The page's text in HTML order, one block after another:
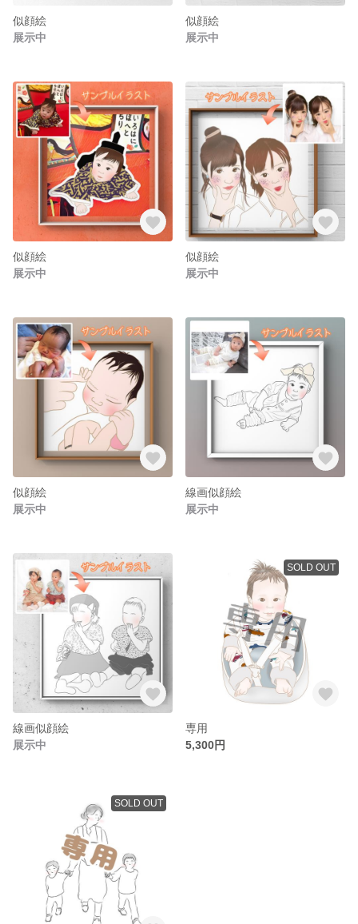
似顔絵
展示中
似顔絵
展示中
似顔絵
展示中
似顔絵
展示中
似顔絵
展示中
線画似顔絵
展示中
線画似顔絵
展示中
SOLD OUT
専用
5,300円
SOLD OUT